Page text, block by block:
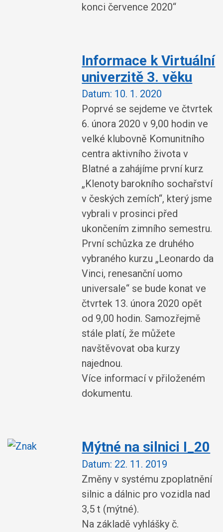
konci července 2020“
Informace k Virtuální
univerzitě 3. věku
Datum: 10. 1. 2020
Poprvé se sejdeme ve čtvrtek
6. února 2020 v 9,00 hodin ve
velké klubovně Komunitního
centra aktivního života v
Blatné a zahájíme první kurz
„Klenoty barokního sochařství
v českých zemích“, který jsme
vybrali v prosinci před
ukončením zimního semestru.
První schůzka ze druhého
vybraného kurzu „Leonardo da
Vinci, renesanční uomo
universale“ se bude konat ve
čtvrtek 13. února 2020 opět
od 9,00 hodin. Samozřejmě
stále platí, že můžete
navštěvovat oba kurzy
najednou.
Více informací v přiloženém
dokumentu.
Mýtné na silnici I_20
Datum: 22. 11. 2019
Změny v systému zpoplatnění
silnic a dálnic pro vozidla nad
3,5 t (mýtné).
Na základě vyhlášky č.